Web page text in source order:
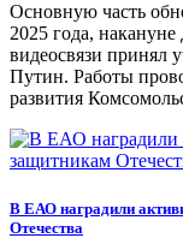
Основную часть
2025 года,
видеосвязи принял
Путин. Работы
развития
В ЕАО наградили
Отечества